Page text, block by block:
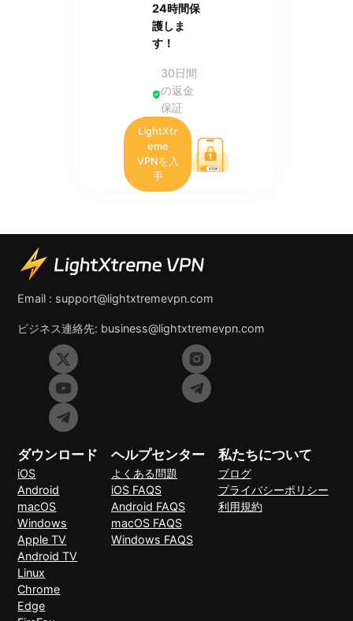
24時間保
護しま
す！
30日間
の返金
保証
LightXtr
eme
VPNを入
手
Email : support@lightxtremevpn.com
ビジネス連絡先: business@lightxtremevpn.com
ダウンロード
iOS
Android
macOS
Windows
Apple TV
Android TV
Linux
Chrome
Edge
ヘルプセンター
よくある問題
iOS FAQS
Android FAQS
macOS FAQS
Windows FAQS
私たちについて
ブログ
プライバシーポリシー
利用規約